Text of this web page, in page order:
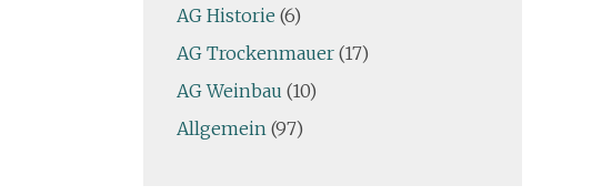
AG Historie (6)
AG Trockenmauer(17)
AG Weinbau (10)
Allgemein(97)